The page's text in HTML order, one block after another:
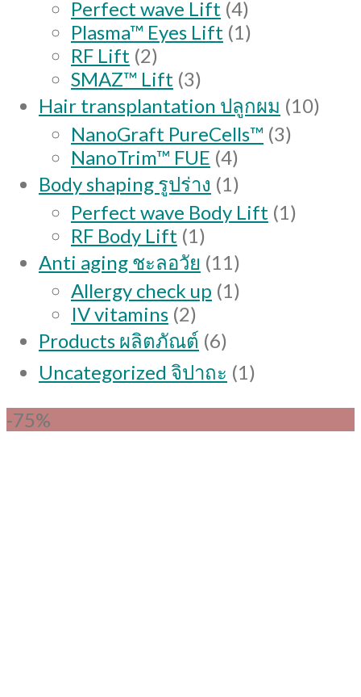
Perfect wave Lift 44
products
Plasma™ Eyes Lift 1 1
RF Lift 22
products
SMAZ™ Lift 33
products
Hair transplantation ปลูกผม 1010
NanoGraft PureCells™ 33
NanoTrim™ FUE 44
products
Body shaping รูปร่าง 1 1
product
Perfect wave Body Lift 1 1
RF Body Lift 1 1
product
Anti aging ชะลอวัย 11 11
products
Allergy check up 1 1
IV vitamins 22
products
Products ผลิตภัณต์ 66
products
Uncategorized จิปาถะ 1 1
-75%